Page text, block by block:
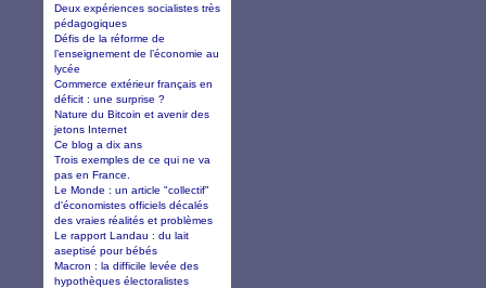
Deux expériences socialistes très
pédagogiques
Défis de la réforme de
l’enseignement de l’économie au
lycée
Commerce extérieur français en
déficit : une surprise ?
Nature du Bitcoin et avenir des
jetons Internet
Ce blog a dix ans
Trois exemples de ce qui ne va
pas en France.
Le Monde : un article "collectif"
d'économistes officiels décalés
des vraies réalités et problèmes
Le rapport Landau : du lait
aseptisé pour bébés
Macron : la difficile levée des
hypothèques électoralistes